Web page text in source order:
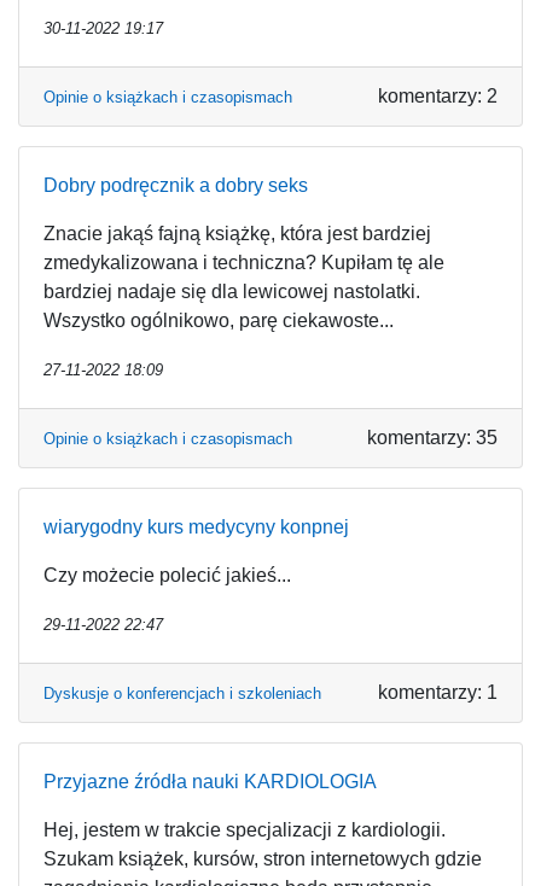
30-11-2022 19:17
Opinie o książkach i czasopismach komentarzy: 2
Dobry podręcznik a dobry seks
Znacie jakąś fajną książkę, która jest bardziej
zmedykalizowana i techniczna? Kupiłam tę ale
bardziej nadaje się dla lewicowej nastolatki.
Wszystko ogólnikowo, parę ciekawoste...
27-11-2022 18:09
Opinie o książkach i czasopismach komentarzy: 35
wiarygodny kurs medycyny konpnej
Czy możecie polecić jakieś...
29-11-2022 22:47
Dyskusje o konferencjach i szkoleniach komentarzy: 1
Przyjazne źródła nauki KARDIOLOGIA
Hej, jestem w trakcie specjalizacji z kardiologii.
Szukam książek, kursów, stron internetowych gdzie